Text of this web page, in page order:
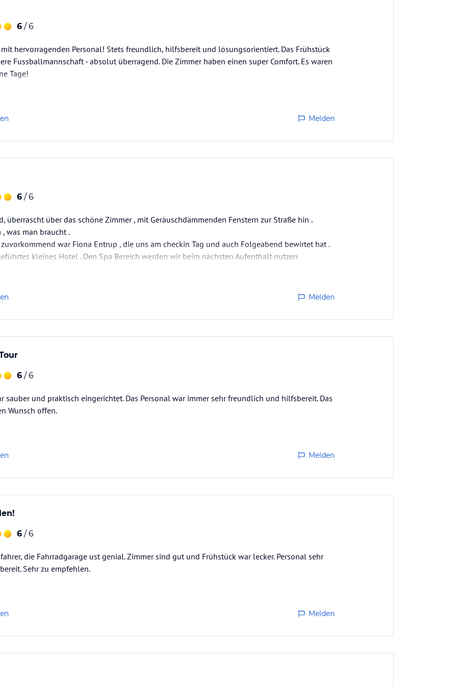
WLAN
und Doppeltüren ruhigen Schlafkomfort.
Schalldämm-Lüftern für stets frische Luft
Uhr.
zur Ruhe kommen.
Kneipp’sche Fußbäder, eine
mit Indoor-Bike, Laufband und Crosstrainer
mit Kompressor, Fahrradkarten und viele
dem wir besonderen Wert auf Frische,
Bier, ausgewählte Weine, feine
Verfügung.
für Frischluftzufuhr
verfügen über die 3-Sterne-Plus DEHOGA-
Alle Angaben ohne
6 / 6
hervorragenden Personal! Stets freundlich, hilfsbereit und lösungsorientiert. Das Frühstück
Fussballmannschaft - absolut überragend. Die Zimmer haben einen super Comfort. Es waren
Tage!
Melden
6 / 6
überrascht über das schöne Zimmer , mit Geräuschdämmenden Fenstern zur Straße hin .
was man braucht .
war Fiona Entrup , die uns am checkin Tag und auch Folgeabend bewirtet hat .
kleines Hotel . Den Spa Bereich werden wir beim nächsten Aufenthalt nutzen
Melden
6 / 6
sauber und praktisch eingerichtet. Das Personal war immer sehr freundlich und hilfsbereit. Das
Wunsch offen.
Melden
6 / 6
die Fahrradgarage ust genial. Zimmer sind gut und Frühstück war lecker. Personal sehr
Sehr zu empfehlen.
Melden